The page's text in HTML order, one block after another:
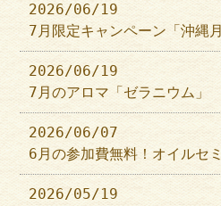
2026/06/19
7月限定キャンペーン「沖縄
2026/06/19
7月のアロマ「ゼラニウム」
2026/06/07
6月の参加費無料！オイルセ
2026/05/19